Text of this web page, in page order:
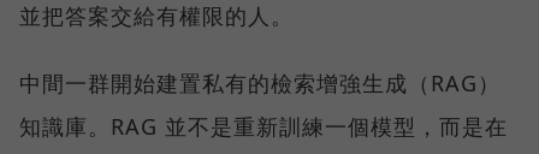
並把答案交給有權限的人。
中間一群開始建置私有的檢索增強生成（RAG）
知識庫。RAG 並不是重新訓練一個模型，而是在